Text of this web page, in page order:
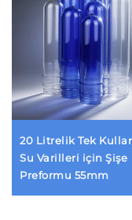
20 Litrelik Tek
Su Varilleri için Şişe
Preformu 55mm